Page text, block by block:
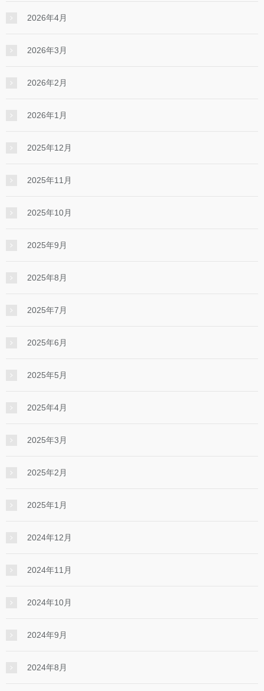
2026年4月
2026年3月
2026年2月
2026年1月
2025年12月
2025年11月
2025年10月
2025年9月
2025年8月
2025年7月
2025年6月
2025年5月
2025年4月
2025年3月
2025年2月
2025年1月
2024年12月
2024年11月
2024年10月
2024年9月
2024年8月